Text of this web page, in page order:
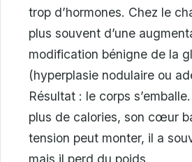
trop d’hormones. Chez le
plus souvent d’une
modification bénigne de la
(hyperplasie nodulaire ou
Résultat : le corps
plus de calories, son cœur
tension peut monter, il a
mais il perd du poids.